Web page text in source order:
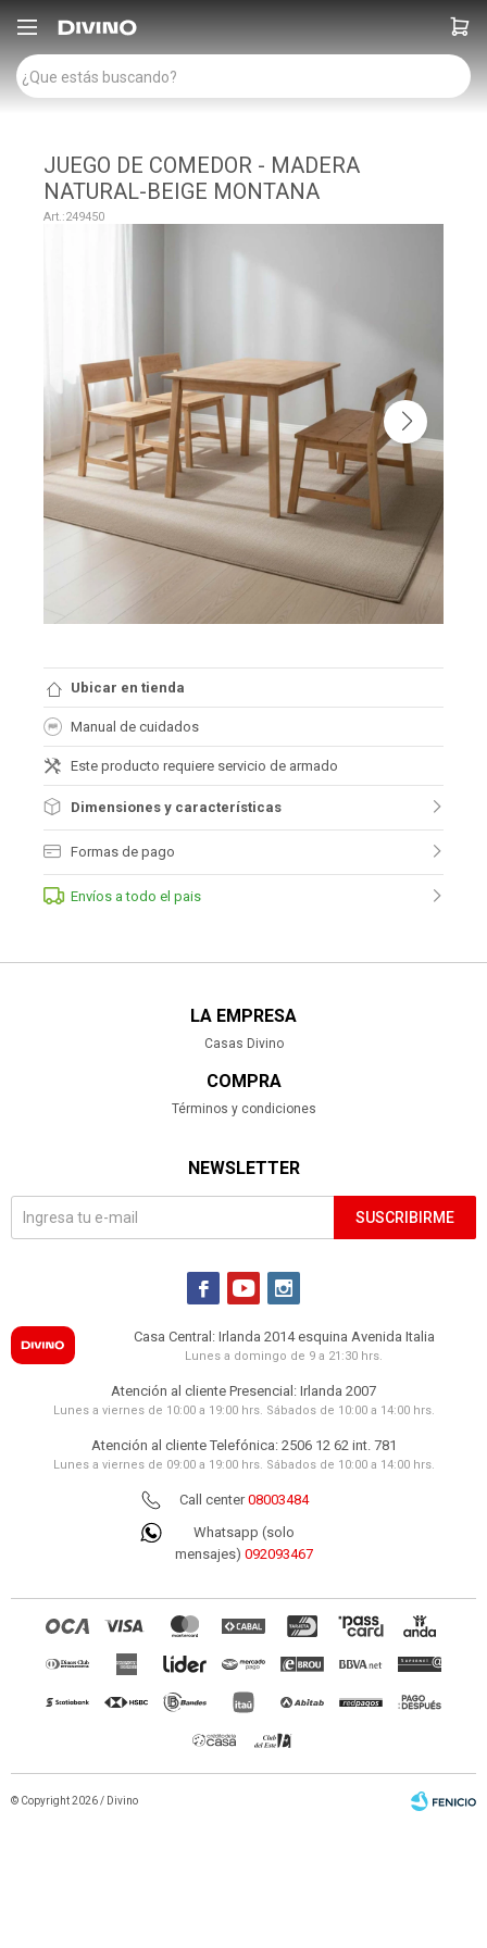

JUEGO DE COMEDOR - MADERA
NATURAL-BEIGE MONTANA
249450
Ubicar en tienda
Manual de cuidados
Este producto requiere servicio de armado
Dimensiones y características
Formas de pago
Envíos a todo el pais
LA EMPRESA
Casas Divino
COMPRA
Términos y condiciones
NEWSLETTER
SUSCRIBIRME
  
Casa Central: Irlanda 2014 esquina Avenida Italia
Lunes a domingo de 9 a 21:30 hrs.
Atención al cliente Presencial: Irlanda 2007
Lunes a viernes de 10:00 a 19:00 hrs. Sábados de 10:00 a 14:00 hrs.
Atención al cliente Telefónica: 2506 12 62 int. 781
Lunes a viernes de 09:00 a 19:00 hrs. Sábados de 10:00 a 14:00 hrs.
Call center08003484
Whatsapp (solo
mensajes) 092093467
© Copyright 2026 / Divino